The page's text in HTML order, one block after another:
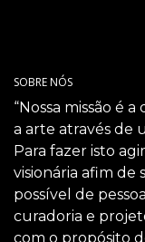
SOBRE NÓS
“Nossa missão é
a arte através de
Para fazer isto
visionária afim de
possível de
curadoria e
com o propósito